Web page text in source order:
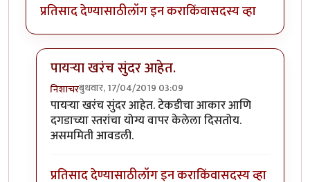
प्रतिसाद देण्यासाठीलॉग इन कराकिंवासदस्य व्हा
पायर्‍या खरंच सुंदर आहेत.
निशाचरबुधवार, 17/04/2019 03:09
In reply toचकार शब्द !byअनिंद्य
पायर्‍या खरंच सुंदर आहेत. टेकडीचा आकार आणि
दगडाच्या स्तरांचा योग्य वापर केलेला दिसतोय.
असममिती आवडली.
प्रतिसाद देण्यासाठीलॉग इन कराकिंवासदस्य व्हा